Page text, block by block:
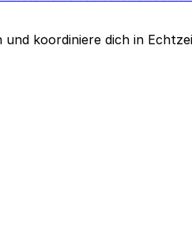
koordiniere dich in